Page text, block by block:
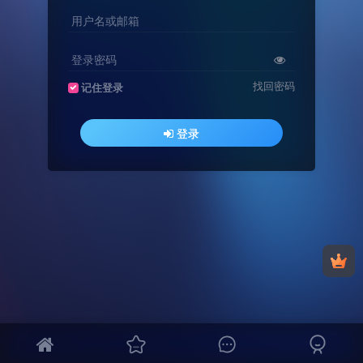
用户名或邮箱
登录密码
记住登录 找回密码
登录